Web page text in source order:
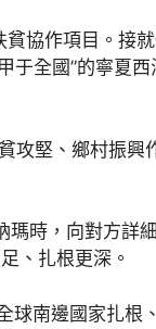
協作項目。接
于全國”的寧夏
攻堅、鄉村振興
時，向對方詳
、扎根更深。
球南邊國家扎根